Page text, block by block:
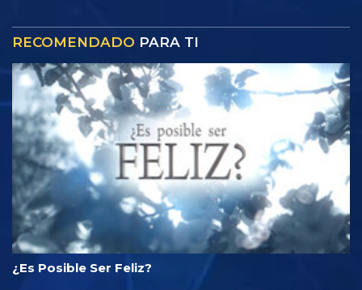
RECOMENDADO PARA TI
¿Es Posible Ser Feliz?